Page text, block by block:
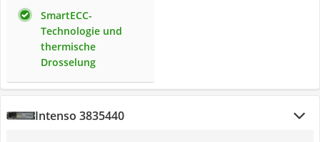
SmartECC-
Technologie und
thermische
Drosselung
Intenso 3835440